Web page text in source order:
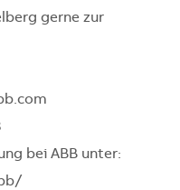
gerne zur
bei ABB unter: